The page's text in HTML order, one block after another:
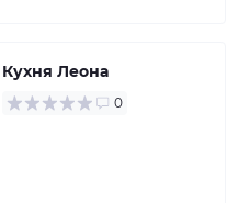
Кухня Леона
0